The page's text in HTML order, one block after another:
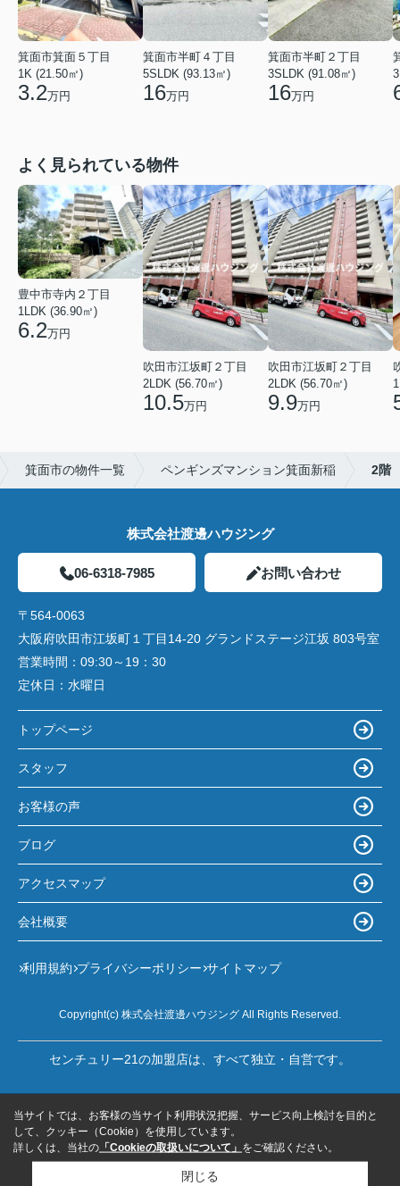
箕面市箕面５丁目
1K (21.50㎡)
3.2万円
箕面市半町４丁目
5SLDK (93.13㎡)
16万円
箕面市半町２丁目
3SLDK (91.08㎡)
16万円
よく見られている物件
豊中市寺内２丁目
1LDK (36.90㎡)
6.2万円
吹田市江坂町２丁目
2LDK (56.70㎡)
10.5万円
吹田市江坂町２丁目
2LDK (56.70㎡)
9.9万円
箕面市の物件一覧 ペンギンズマンション箕面新稲 2階
株式会社渡邊ハウジング
06-6318-7985 お問い合わせ
〒564-0063
大阪府吹田市江坂町１丁目14‐20 グランドステージ江坂 803号室
営業時間： 09:30～19：30
定休日： 水曜日
トップページ
スタッフ
お客様の声
ブログ
アクセスマップ
会社概要
利用規約 プライバシーポリシー サイトマップ
Copyright(c) 株式会社渡邊ハウジング All Rights Reserved.
センチュリー21の加盟店は、すべて独立・自営です。
当サイトでは、お客様の当サイト利用状況把握、サービス向上検討を目的と
して、クッキー（Cookie）を使用しています。
詳しくは、当社の 「Cookieの取扱いについて」 をご確認ください。
閉じる